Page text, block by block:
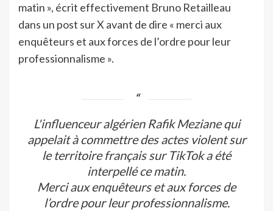
matin », écrit effectivement Bruno Retailleau
dans un post sur X avant de dire « merci aux
enquêteurs et aux forces de l’ordre pour leur
professionnalisme ».
L'influenceur algérien Rafik Meziane qui
appelait à commettre des actes violent sur
le territoire français sur TikTok a été
interpellé ce matin.
Merci aux enquêteurs et aux forces de
l’ordre pour leur professionnalisme.